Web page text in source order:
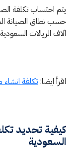
يتم احتساب تكلفة
حسب نطاق الصيانة
آلاف الريالات
اقرأ ايضا: تكلفة
كيفية تحديد
السعودية